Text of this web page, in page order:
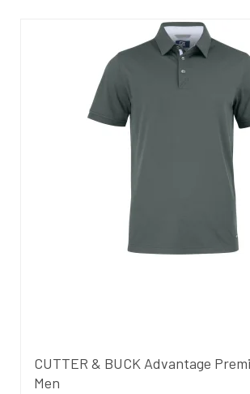
CUTTER & BUCK Advantage
Men